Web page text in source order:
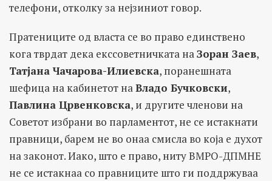
телефони, отколку за нејзиниот говор.
Пратениците од власта се во право единствено
кога тврдат дека екссоветничката наЗоран Заев,
Татјана Чачарова-Илиевска, поранешната
шефица на кабинетот наВладо Бучковски,
Павлина Црвенковска, и другите членови на
Советот избрани во парламентот, не се истакнати
правници, барем не во онаа смисла во која е духот
на законот. Иако, што е право, ниту ВМРО-ДПМНЕ
не се истакнаа со правниците што ги поддржуваа